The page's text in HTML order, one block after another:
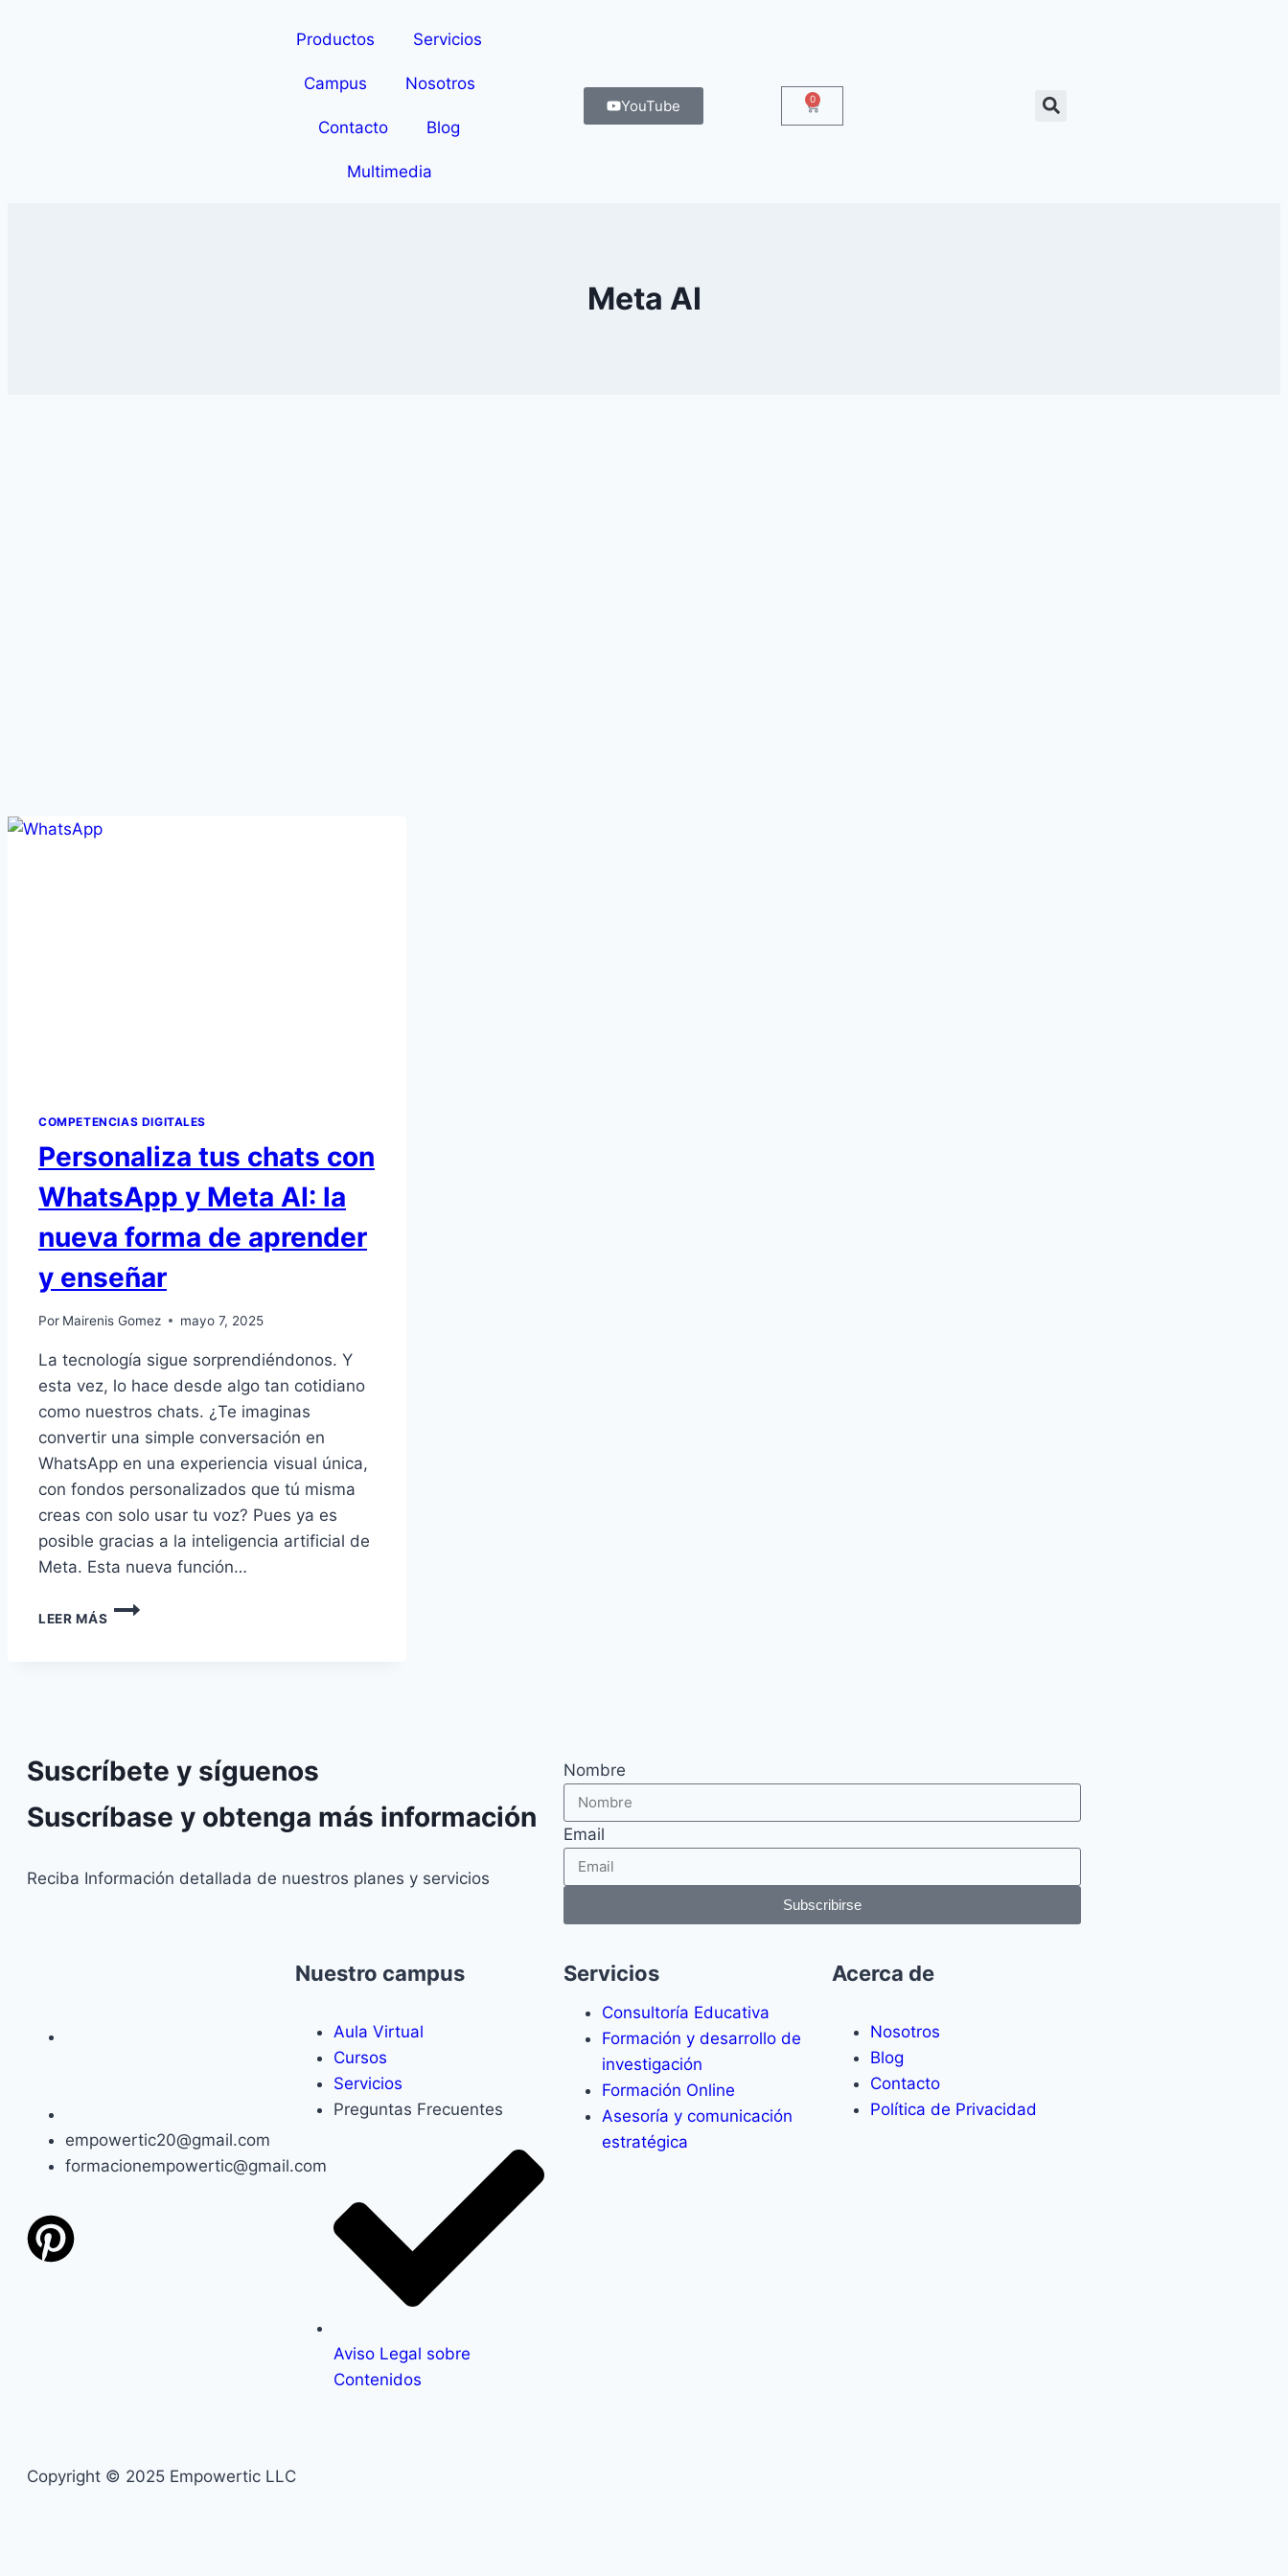
Productos Servicios
Campus Nosotros
Contacto Blog
Multimedia
YouTube 0
Meta AI
COMPETENCIAS DIGITALES
Personaliza tus chats con
WhatsApp y Meta AI: la
nueva forma de aprender
y enseñar
Por Mairenis Gomez mayo 7, 2025
La tecnología sigue sorprendiéndonos. Y
esta vez, lo hace desde algo tan cotidiano
como nuestros chats. ¿Te imaginas
convertir una simple conversación en
WhatsApp en una experiencia visual única,
con fondos personalizados que tú misma
creas con solo usar tu voz? Pues ya es
posible gracias a la inteligencia artificial de
Meta. Esta nueva función…
LEER MÁS
Suscríbete y síguenos
Suscríbase y obtenga más información
Reciba Información detallada de nuestros planes y servicios
Nombre
Email
Subscribirse
empowertic20@gmail.com
formacionempowertic@gmail.com
Nuestro campus
Aula Virtual
Cursos
Servicios
Preguntas Frecuentes
Aviso Legal sobre
Contenidos
Servicios
Consultoría Educativa
Formación y desarrollo de
investigación
Formación Online
Asesoría y comunicación
estratégica
Acerca de
Nosotros
Blog
Contacto
Política de Privacidad
Copyright © 2025 Empowertic LLC